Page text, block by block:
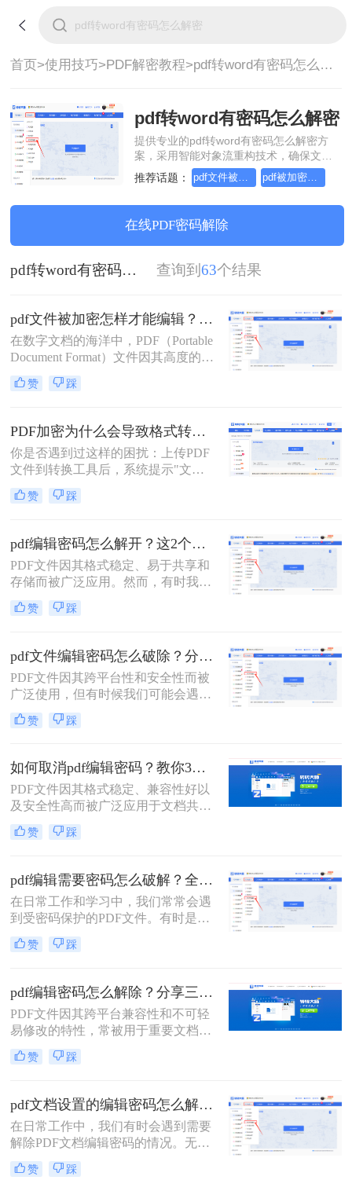
首页>使用技巧>PDF解密教程> pdf转word有密码怎么解密
pdf转word有密码怎么解密
提供专业的pdf转word有密码怎么解密方
案，采用智能对象流重构技术，确保文档
1:1高保真还原且排版不乱码。支持一键批
量处理，全链路 SSL 加密保障隐私安全。
无需安装，高效办公。
推荐话题： pdf文件被加密,怎样才能编辑 pdf被加密无法编辑怎么解除
在线PDF密码解除
pdf转word有密码怎么解密 查询到 63个结果
pdf文件被加密怎样才能编辑？这几种操作方法十分简单!！
在数字文档的海洋中，PDF（Portable
Document Format）文件因其高度的可
移植性和良好的排版保持性而备受青
睐。然而，当这些PDF文件被加密以
挑战。本文将深入探讨pdf文件被加密
怎样才能编辑，为您提供实用的解决
方案。
赞 踩
PDF加密为什么会导致格式转换失败？3分钟看懂原因与解决方案！
你是否遇到过这样的困扰：上传PDF
文件到转换工具后，系统提示"文件
加密，无法转换"？90%的PDF格式转
换失败都源于加密问题！那么PDF加
文将深度解析PDF加密与格式转换的
关系，提供安全、合法、零风险的解
决方案，助你轻松解决这一痛点。内
容基于Adobe官方文档，拒绝第三方
风险工具，让你的PDF转换效率提升
300%！
赞 踩
pdf编辑密码怎么解开？这2个方法帮你实现！
PDF文件因其格式稳定、易于共享和
存储而被广泛应用。然而，有时我们
会遇到需要编辑或修改受密码保护的
PDF文件的情况。那么pdf编辑密码怎
编辑密码的方法。
赞 踩
pdf文件编辑密码怎么破除？分享两种方法详解！
PDF文件因其跨平台性和安全性而被
广泛使用，但有时候我们可能会遇到
设置了编辑密码的PDF文件，这限制
了我们对文件的编辑和修改。那么pdf
绍两种破除PDF文件编辑密码的方
法。
赞 踩
如何取消pdf编辑密码？教你3个解密方法！
PDF文件因其格式稳定、兼容性好以
及安全性高而被广泛应用于文档共享
和存储。然而，有时我们可能需要取
消PDF文件的编辑密码，以便进行进
编辑密码呢？本文将介绍三种取消
PDF编辑密码的方法。
赞 踩
pdf编辑需要密码怎么破解？全面指南与高效方法详解！
在日常工作和学习中，我们常常会遇
到受密码保护的PDF文件。有时是因
为时间久远忘记了密码，有时是接收
了来自同事或客户的加密文件却未能
PDF密码的需求确实存在。那么pdf编
辑需要密码怎么破解呢？
赞 踩
pdf编辑密码怎么解除？分享三种实用方法！
PDF文件因其跨平台兼容性和不可轻
易修改的特性，常被用于重要文档的
存储和传输。然而，当PDF文件被设
置了编辑密码时，我们就需要采取一
么pdf编辑密码怎么解除呢？本文将介
绍三种解除PDF编辑密码的方法。
赞 踩
pdf文档设置的编辑密码怎么解除？分享二种常用解除方式！
在日常工作中，我们有时会遇到需要
解除PDF文档编辑密码的情况。无论
是为了方便查阅还是为了进一步编
辑，了解如何安全有效地解除PDF文
赞 踩